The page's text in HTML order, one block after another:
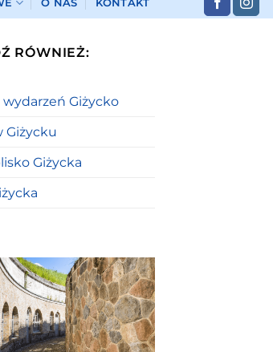
O NAS KONTAKT
RÓWNIEŻ:
wydarzeń Giżycko
Giżycku
Giżycka